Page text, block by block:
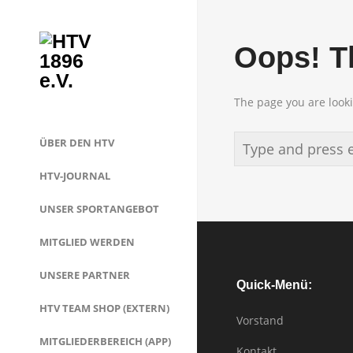
ÜBER DEN HTV
HTV-JOURNAL
UNSER SPORTANGEBOT
MITGLIED WERDEN
UNSERE PARTNER
HTV TEAM SHOP (EXTERN)
MITGLIEDERBEREICH (APP)
Oops!
The page you are
Quick-Menü:
Vorstand